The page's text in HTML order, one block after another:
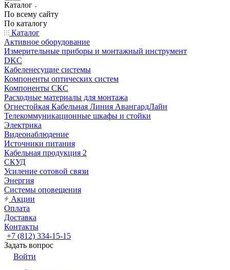
Каталог
По всему сайту
По каталогу
Каталог
Активное оборудование
Измерительные приборы и монтажный инструмент
DKC
Кабеленесущие системы
Компоненты оптических систем
Компоненты СКС
Расходные материалы для монтажа
Огнестойкая Кабельная Линия АвангардЛайн
Телекоммуникационные шкафы и стойки
Электрика
Видеонаблюдение
Источники питания
Кабельная продукция 2
СКУД
Усиление сотовой связи
Энергия
Системы оповещения
Акции
Оплата
Доставка
Контакты
+7 (812) 334-15-15
Задать вопрос
Войти